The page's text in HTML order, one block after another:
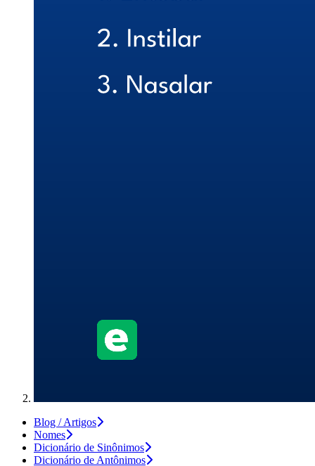
Blog / Artigos
Nomes
Dicionário de Sinônimos
Dicionário de Antônimos